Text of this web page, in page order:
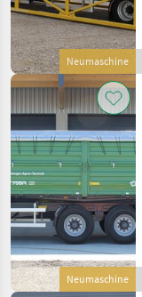
Neumaschine
Neumaschine